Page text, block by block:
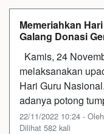
Memeriahkan
Galang Donasi
Kamis, 24
melaksanakan
Hari Guru
adanya potong
22/11/2022 10:24 -
Dilihat 582 kali